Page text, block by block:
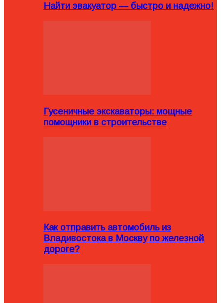
Найти эвакуатор — быстро и надежно!
Гусеничные экскаваторы: мощные
помощники в строительстве
Как отправить автомобиль из
Владивостока в Москву по железной
дороге?